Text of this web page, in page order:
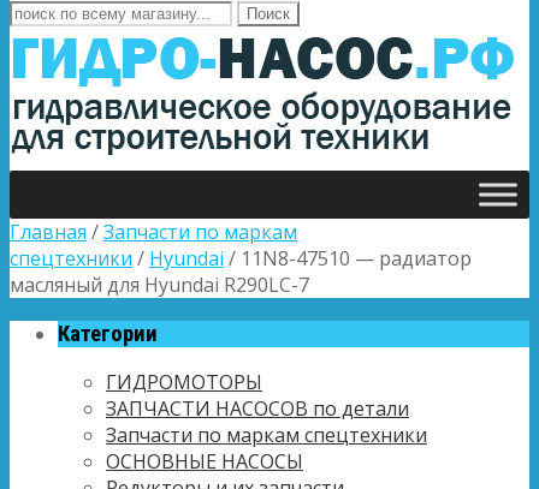
Главная /Запчасти по маркам
спецтехники / Hyundai / 11N8-47510 — радиатор
масляный для Hyundai R290LC-7
Категории
ГИДРОМОТОРЫ
ЗАПЧАСТИ НАСОСОВ по детали
Запчасти по маркам спецтехники
ОСНОВНЫЕ НАСОСЫ